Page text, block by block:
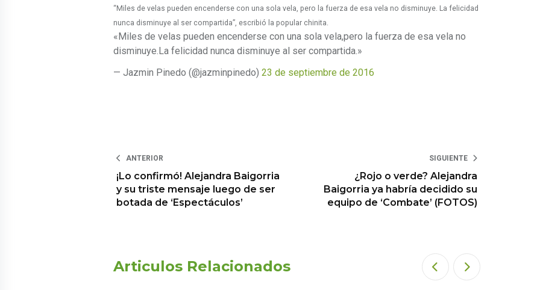
“Miles de velas pueden encenderse con una sola vela, pero la fuerza de esa vela no disminuye. La felicidad
nunca disminuye al ser compartida”, escribió la popular chinita.
«Miles de velas pueden encenderse con una sola vela,pero la fuerza de esa vela no
disminuye.La felicidad nunca disminuye al ser compartida.»
— Jazmin Pinedo (@jazminpinedo) 23 de septiembre de 2016
ANTERIOR
¡Lo confirmó! Alejandra Baigorria
y su triste mensaje luego de ser
botada de ‘Espectáculos’
SIGUIENTE
¿Rojo o verde? Alejandra
Baigorria ya habría decidido su
equipo de ‘Combate’ (FOTOS)
Articulos Relacionados